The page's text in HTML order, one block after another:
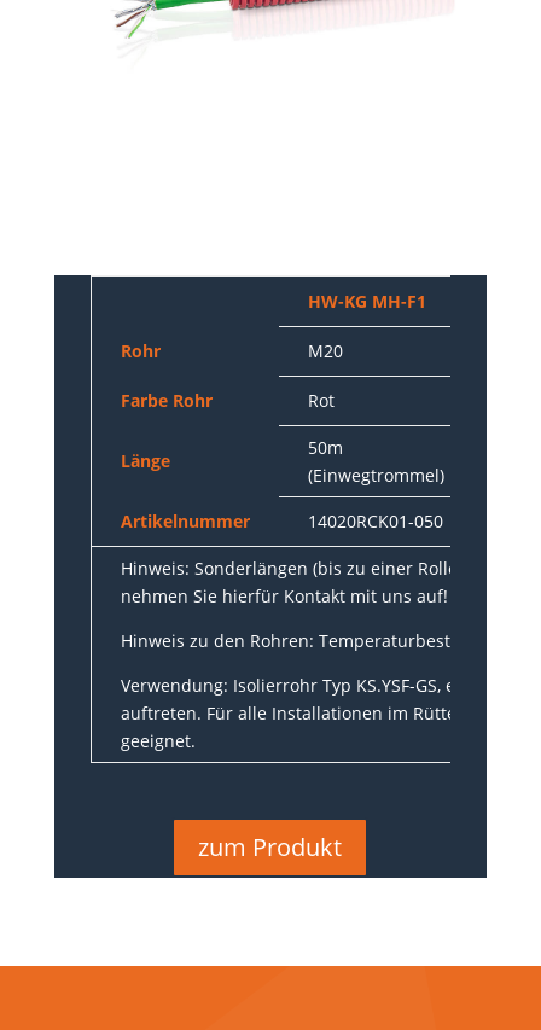
HW-KG MH-F1
Rohr M20
Farbe Rohr Rot
Länge
50m
(Einwegtrommel)
Artikelnummer
14020RCK01-050
Hinweis: Sonderlängen (bis zu einer Rollenlänge
nehmen Sie hierfür Kontakt mit uns auf!
Hinweis zu den Rohren: Temperaturbeständig von
Verwendung: Isolierrohr Typ KS.YSF-GS,
auftreten. Für alle Installationen im Rüttel-,
geeignet.
zum Produkt